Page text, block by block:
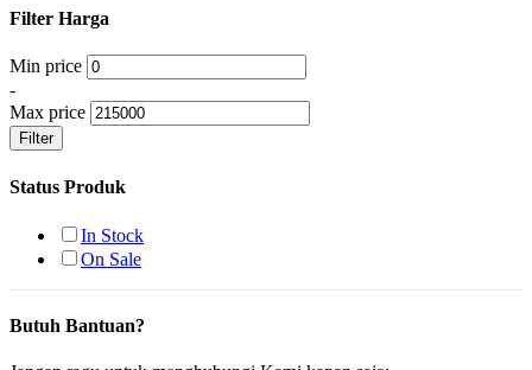
Filter Harga
Min price
-
Max price
Filter
Status Produk
In Stock
On Sale
Butuh Bantuan?